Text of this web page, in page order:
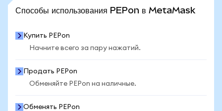
Способы использования PEPon в MetaMask
Купить PEPon
Начните всего за пару нажатий.
Продать PEPon
Обменяйте PEPon на наличные.
Обменять PEPon